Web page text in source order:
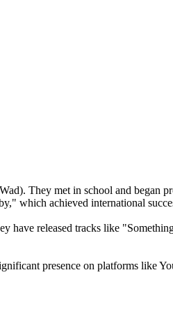
They met in school and began
which achieved international
have released tracks like
presence on platforms like